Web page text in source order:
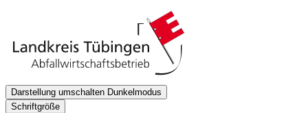
Darstellung umschalten Dunkelmodus
Schriftgröße